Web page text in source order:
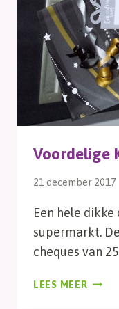
Voordelige
21 december 2017
Een hele dikke
supermarkt.
cheques van
LEES MEER